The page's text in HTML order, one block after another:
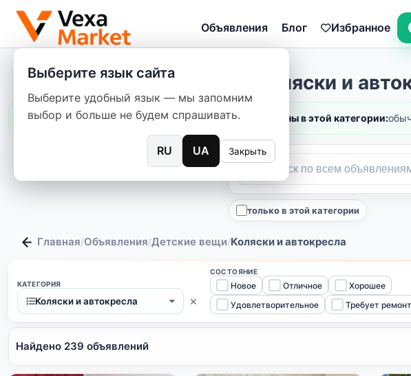
Объявления Блог Избранное
Выберите язык сайта
Выберите удобный язык — мы запомним
выбор и больше не будем спрашивать.
RU UA Закрыть
Коляски и
Цены в этой категории:
только в этой категории
Главная/Объявления/Детские вещи/Коляски и автокресла
КАТЕГОРИЯ
Коляски и автокресла ×
СОСТОЯНИЕ
Новое Отличное
Хорошее
Удовлетворительное
Требует
Найдено 239 объявлений